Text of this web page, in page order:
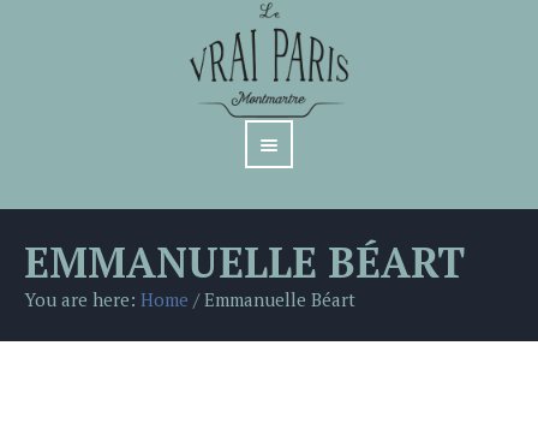
EMMANUELLE BÉART
You are here: Home /Emmanuelle Béart